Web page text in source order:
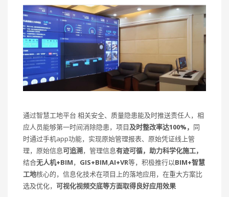
通过智慧工地平台 相关安全、质量隐患能及时推送责任人，相
应人员能够第一时间消除隐患，项目及时整改率达100%， 同
时通过手机app功能，实现原始管理报表、原始凭证线上管
理，原始信息可追溯，管理信息有迹可循，助力科学化施工，
结合无人机+BIM， GIS+BIM,AI+VR等，积极推行以BIM+智慧
工地核心的，信息化技术在项目上的落地应用，在重大方案比
选及优化， 可视化视频交底等方面取得良好应用效果